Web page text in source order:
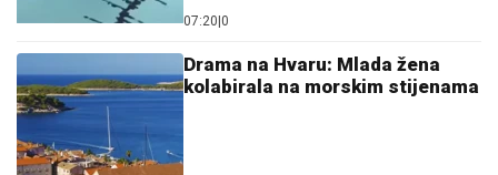
07:20 0
Drama na Hvaru: Mlada žena
kolabirala na morskim stijenama